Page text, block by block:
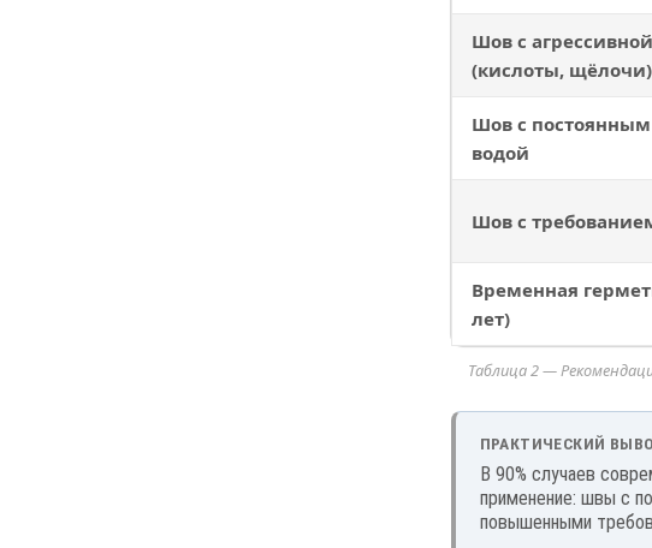
Таблица 2 —
Шов с
(кислоты, щёлочи)
Шов с постоянным
водой
Шов с
Временная
лет)
ПРАКТИЧЕСКИЙ
В 90% случаев
применение: швы с
повышенными